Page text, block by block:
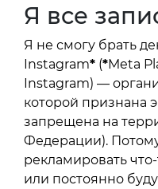
Я все
Я не смогу брать
Instagram* (*Meta
Instagram) —
которой признана
запрещена на
Федерации).
рекламировать
или постоянно